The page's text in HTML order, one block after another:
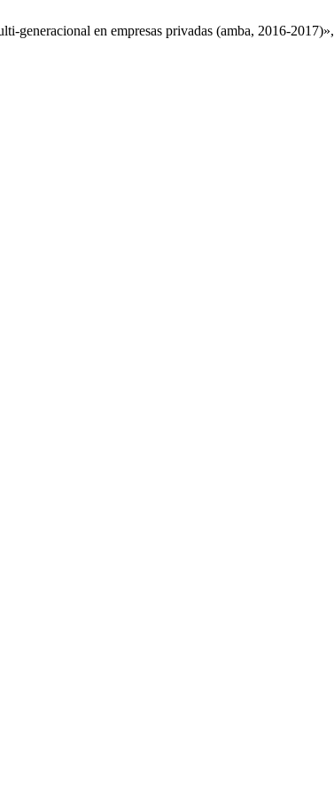
generacional en empresas privadas (amba, 2016-2017)»,